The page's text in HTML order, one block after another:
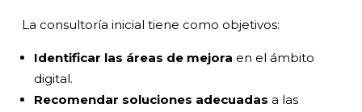
La consultoría inicial tiene como objetivos:
Identificar las áreas de mejora en el ámbito
digital.
Recomendar soluciones adecuadas a las